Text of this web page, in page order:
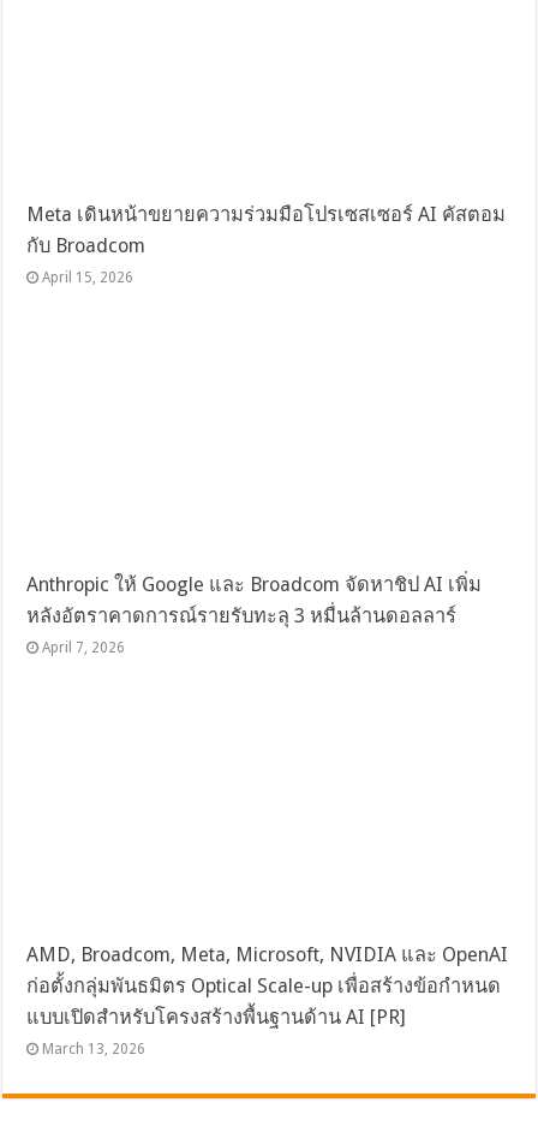
Meta เดินหน้าขยายความร่วมมือโปรเซสเซอร์ AI คัสตอม
กับ Broadcom
April 15, 2026
Anthropic ให้ Google และ Broadcom จัดหาชิป AI เพิ่ม
หลังอัตราคาดการณ์รายรับทะลุ 3 หมื่นล้านดอลลาร์
April 7, 2026
AMD, Broadcom, Meta, Microsoft, NVIDIA และ OpenAI
ก่อตั้งกลุ่มพันธมิตร Optical Scale-up เพื่อสร้างข้อกำหนด
แบบเปิดสำหรับโครงสร้างพื้นฐานด้าน AI [PR]
March 13, 2026